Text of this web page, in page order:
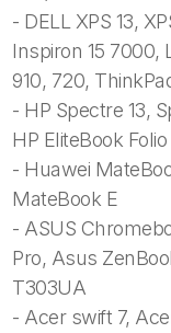
- DELL XPS 13,
Inspiron 15 7000,
910, 720,
- HP Spectre 13,
HP EliteBook Folio
- Huawei
MateBook E
- ASUS
Pro, Asus
T303UA
- Acer swift 7,